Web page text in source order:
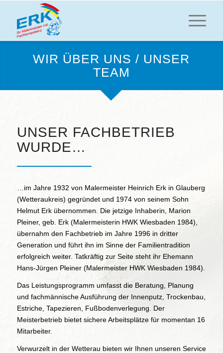
WIR ÜBER UNS / UNSER
TEAM
UNSER FACHBETRIEB
WURDE…
…im Jahre 1932 von Malermeister Heinrich Erk in Glauberg
(Wetteraukreis) gegründet und 1974 von seinem Sohn
Helmut Erk übernommen. Die jetzige Inhaberin, Marion
Pleiner, geb. Erk (Malermeisterin HWK Wiesbaden 1984),
übernahm den Fachbetrieb im Jahre 1996 in dritter
Generation und führt ihn im Sinne der Familientradition
erfolgreich weiter. Tatkräftig zur Seite steht ihr Ehemann
Hans-Jürgen Pleiner (Malermeister HWK Wiesbaden 1984).
Das Leistungsprogramm umfasst die Beratung, Planung
und fachmännische Ausführung der Innenputz, Trockenbau,
Estriche, Tapezieren, Fußbodenverlegung. Der
Meisterbetrieb bietet sichere Arbeitsplätze für momentan 16
Mitarbeiter.
Verwurzelt in der Wetterau bieten wir Ihnen unseren Service